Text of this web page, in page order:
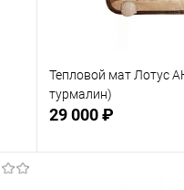
Тепловой мат Лотус
турмалин)
29 000 ₽